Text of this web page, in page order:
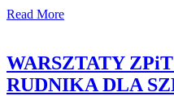
Read More
WARSZTATY
RUDNIKA DLA